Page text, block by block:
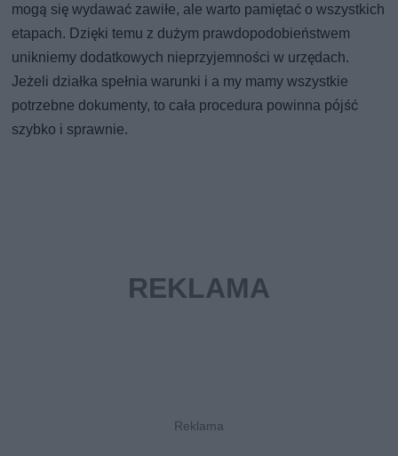
mogą się wydawać zawiłe, ale warto pamiętać o wszystkich
etapach. Dzięki temu z dużym prawdopodobieństwem
unikniemy dodatkowych nieprzyjemności w urzędach.
Jeżeli działka spełnia warunki i a my mamy wszystkie
potrzebne dokumenty, to cała procedura powinna pójść
szybko i sprawnie.